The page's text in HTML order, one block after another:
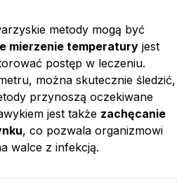
metody mogą być
mierzenie temperatury jest
postęp w leczeniu.
można skutecznie śledzić,
przynoszą oczekiwane
jest także zachęcanie
, co pozwala organizmowi
walce z infekcją.